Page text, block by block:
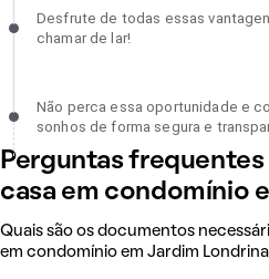
Desfrute de todas essas
chamar de lar!, incompleto
Desfrute de todas essas
chamar de lar!
Não perca essa oportunidade e
de forma segura e transparente!,
Não perca essa oportunidade e
sonhos de forma segura e
Perguntas
casa em condomínio
Quais são os documentos
em condomínio em Jardim